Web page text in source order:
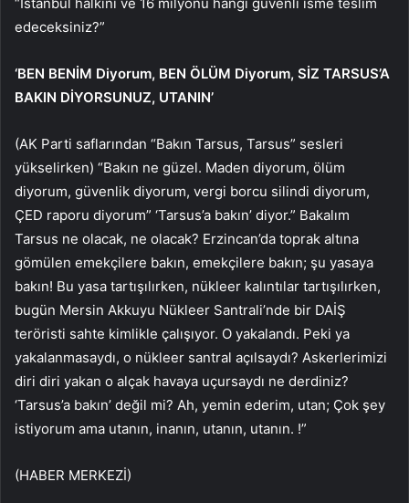
edeceksiniz?”
‘BEN BENİM Diyorum, BEN ÖLÜM Diyorum, SİZ TARSUS’A
BAKIN DİYORSUNUZ, UTANIN’
(AK Parti saflarından “Bakın Tarsus, Tarsus” sesleri
yükselirken) “Bakın ne güzel. Maden diyorum, ölüm
diyorum, güvenlik diyorum, vergi borcu silindi diyorum,
ÇED raporu diyorum” ‘Tarsus’a bakın’ diyor.” Bakalım
Tarsus ne olacak, ne olacak? Erzincan’da toprak altına
gömülen emekçilere bakın, emekçilere bakın; şu yasaya
bakın! Bu yasa tartışılırken, nükleer kalıntılar tartışılırken,
bugün Mersin Akkuyu Nükleer Santrali’nde bir DAİŞ
teröristi sahte kimlikle çalışıyor. O yakalandı. Peki ya
yakalanmasaydı, o nükleer santral açılsaydı? Askerlerimizi
diri diri yakan o alçak havaya uçursaydı ne derdiniz?
‘Tarsus’a bakın’ değil mi? Ah, yemin ederim, utan; Çok şey
istiyorum ama utanın, inanın, utanın, utanın. !”
(HABER MERKEZİ)